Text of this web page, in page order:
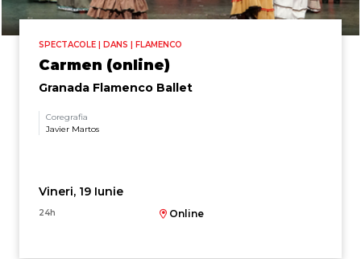
SPECTACOLE | DANS | FLAMENCO
Carmen (online)
Granada Flamenco Ballet
Coregrafia
Javier Martos
Vineri, 19 Iunie
24h Online